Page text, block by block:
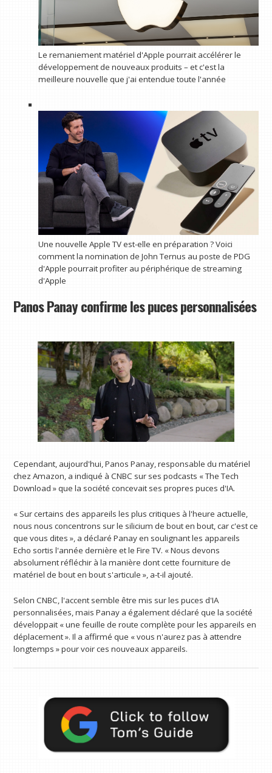
Le remaniement matériel d'Apple pourrait accélérer le
développement de nouveaux produits – et c'est la
meilleure nouvelle que j'ai entendue toute l'année
Une nouvelle Apple TV est-elle en préparation ? Voici
comment la nomination de John Ternus au poste de PDG
d'Apple pourrait profiter au périphérique de streaming
d'Apple
Panos Panay confirme les puces personnalisées
Cependant, aujourd'hui, Panos Panay, responsable du matériel
chez Amazon, a indiqué à CNBC sur ses podcasts « The Tech
Download » que la société concevait ses propres puces d'IA.
« Sur certains des appareils les plus critiques à l'heure actuelle,
nous nous concentrons sur le silicium de bout en bout, car c'est ce
que vous dites », a déclaré Panay en soulignant les appareils
Echo sortis l'année dernière et le Fire TV. « Nous devons
absolument réfléchir à la manière dont cette fourniture de
matériel de bout en bout s'articule », a-t-il ajouté.
Selon CNBC, l'accent semble être mis sur les puces d'IA
personnalisées, mais Panay a également déclaré que la société
développait « une feuille de route complète pour les appareils en
déplacement ». Il a affirmé que « vous n'aurez pas à attendre
longtemps » pour voir ces nouveaux appareils.